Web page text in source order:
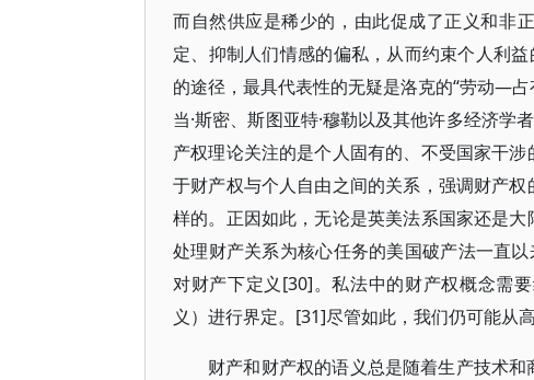
而自然供应是稀少的，由此促成了正义和非
定、抑制人们情感的偏私，从而约束个人利
的途径，最具代表性的无疑是洛克的“劳动—
当·斯密、斯图亚特·穆勒以及其他许多经济
产权理论关注的是个人固有的、不受国家干
于财产权与个人自由之间的关系，强调财产
样的。正因如此，无论是英美法系国家还是
处理财产关系为核心任务的美国破产法一直
对财产下定义[30]。私法中的财产权概念需
义）进行界定。[31]尽管如此，我们仍可能从
财产和财产权的语义总是随着生产技术